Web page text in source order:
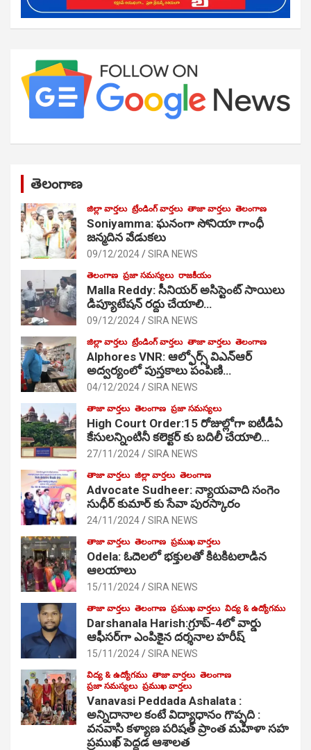
తెలంగాణ
జిల్లా వార్తలు ట్రేండింగ్ వార్తలు తాజా వార్తలు తెలంగాణ
Soniyamma: ఘ‌నంగా సోనియా గాంధీ
జ‌న్మ‌దిన వేడుక‌లు
09/12/2024 SIRA NEWS
తెలంగాణ ప్రజా సమస్యలు రాజకీయం
Malla Reddy: సీనియర్ అసిస్టెంట్ సాయిలు
డిప్యూటేషన్ రద్దు చేయాలి…
09/12/2024 SIRA NEWS
జిల్లా వార్తలు ట్రేండింగ్ వార్తలు తాజా వార్తలు తెలంగాణ
Alphores VNR: ఆల్ఫోర్స్ విఎన్ఆర్
అద్వర్యంలో పుస్తకాలు పంపిణి…
04/12/2024 SIRA NEWS
తాజా వార్తలు తెలంగాణ ప్రజా సమస్యలు
High Court Order:15 రోజుల్లోగా ఐటీడీఏ
కేసులన్నింటినీ కలెక్టర్ కు బదిలీ చేయాలి…
27/11/2024 SIRA NEWS
తాజా వార్తలు జిల్లా వార్తలు తెలంగాణ
Advocate Sudheer: న్యాయవాది సంగెం
సుధీర్ కుమార్ కు సేవా పురస్కారం
24/11/2024 SIRA NEWS
తాజా వార్తలు తెలంగాణ ప్రముఖ వార్తలు
Odela: ఓదెల‌లో భక్తులతో కిటకిటలాడిన
ఆల‌యాలు
15/11/2024 SIRA NEWS
తాజా వార్తలు తెలంగాణ ప్రముఖ వార్తలు విద్య & ఉద్యోగము
Darshanala Harish:గ్రూప్-4లో వార్డు
ఆఫీసర్‌గా ఎంపికైన దర్శనాల హరీష్
15/11/2024 SIRA NEWS
విద్య & ఉద్యోగము తాజా వార్తలు తెలంగాణ
ప్రజా సమస్యలు ప్రముఖ వార్తలు
Vanavasi Peddada Ashalata :
అన్నిదానాల కంటే విద్యాధానం గొప్పది :
వనవాసి కళ్యాణ పరిషత్ ప్రాంత మహిళా సహ
ప్రముఖ్ పెద్దడ ఆశాలత